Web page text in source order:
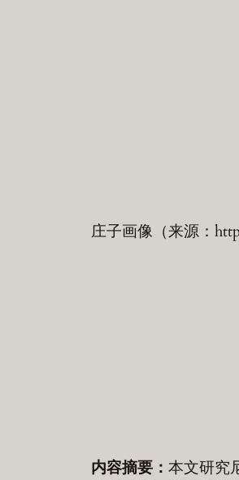
庄子画像（来源：
内容摘要： 本文研究